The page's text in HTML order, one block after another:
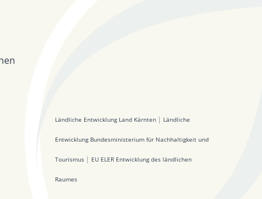
Ländliche Entwicklung Land Kärnten│ Ländliche
Entwicklung Bundesministerium für Nachhaltigkeit und
Tourismus│ EU ELER Entwicklung des ländlichen
Raumes